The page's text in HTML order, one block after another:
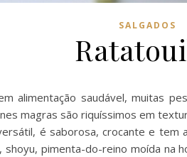
SALGADOS
alimentação saudável, muitas
magras são riquíssimos em
é saborosa, crocante e
pimenta-do-reino moída